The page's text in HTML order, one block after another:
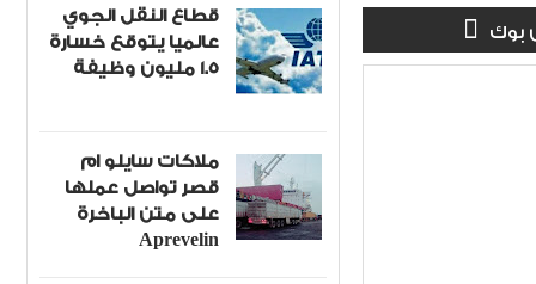
بوك
قطاع النقل الجوي
عالميا يتوقع خسارة
1.5 مليون وظيفة
ملاكات سايلو ام
قصر تواصل عملها
على متن الباخرة
Aprevelin